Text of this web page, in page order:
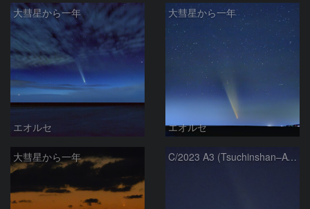
大彗星から一年
エオルセ
大彗星から一年
エオルセ
大彗星から一年 C/2023 A3 (Tsuchinshan–ATLAS)